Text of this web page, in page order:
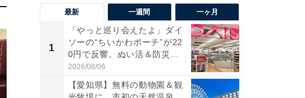
最新 一週間 一ヶ月
1
「やっと巡り会えたよ」ダイ
ソーの“ちいかわポーチ”が22
0円で反響。ぬい活＆防災...
2026/08/06
【愛知県】無料の動物園＆観